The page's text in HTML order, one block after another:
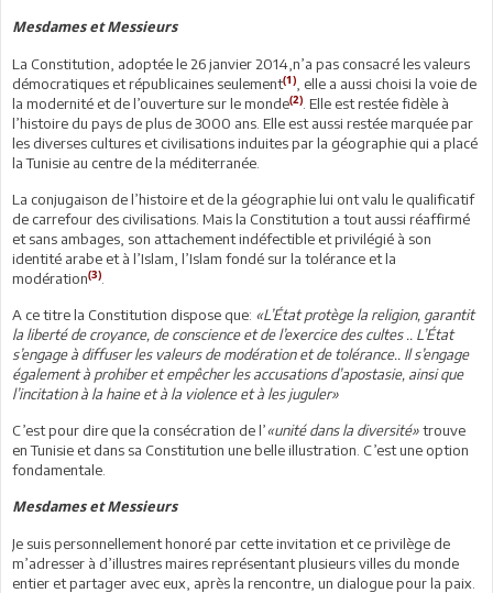
Mesdames et Messieurs
La Constitution, adoptée le 26 janvier 2014,n’a pas consacré les valeurs
démocratiques et républicaines seulement(1)
, elle a aussi choisi la voie de
la modernité et de l’ouverture sur le monde(2) . Elle est restée fidèle à
l’histoire du pays de plus de 3000 ans. Elle est aussi restée marquée par
les diverses cultures et civilisations induites par la géographie qui a placé
la Tunisie au centre de la méditerranée.
La conjugaison de l’histoire et de la géographie lui ont valu le qualificatif
de carrefour des civilisations. Mais la Constitution a tout aussi réaffirmé
et sans ambages, son attachement indéfectible et privilégié à son
identité arabe et à l’Islam, l’Islam fondé sur la tolérance et la
modération(3)
A ce titre la Constitution dispose que: «L’État protège la religion, garantit
la liberté de croyance, de conscience et de l’exercice des cultes .. L’État
s’engage à diffuser les valeurs de modération et de tolérance.. Il s’engage
également à prohiber et empêcher les accusations d’apostasie, ainsi que
l’incitation à la haine et à la violence et à les juguler»
C’est pour dire que la consécration de l’«unité dans la diversité»trouve
en Tunisie et dans sa Constitution une belle illustration. C’est une option
fondamentale.
Mesdames et Messieurs
Je suis personnellement honoré par cette invitation et ce privilège de
m’adresser à d’illustres maires représentant plusieurs villes du monde
entier et partager avec eux, après la rencontre, un dialogue pour la paix.